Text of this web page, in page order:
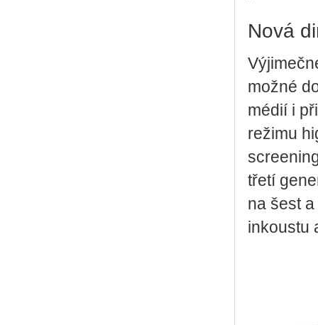
Nová
možné
médií i
režimu
třetí
na šest
inkoustu